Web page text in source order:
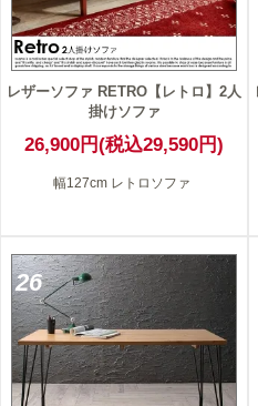
レザーソファ RETRO【レトロ】2人
掛けソファ
26,900円(税込29,590円)
幅127cm レトロソファ
26